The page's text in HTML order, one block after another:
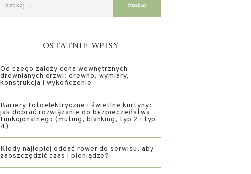
OSTATNIE WPISY
Od czego zależy cena wewnętrznych
drewnianych drzwi: drewno, wymiary,
konstrukcja i wykończenie
Bariery fotoelektryczne i świetlne kurtyny:
jak dobrać rozwiązanie do bezpieczeństwa
funkcjonalnego (muting, blanking, typ 2 i typ
4)
Kiedy najlepiej oddać rower do serwisu, aby
zaoszczędzić czas i pieniądze?